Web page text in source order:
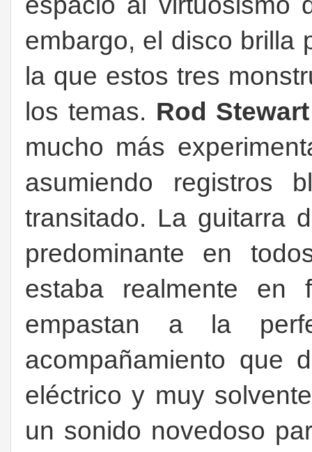
embargo, el disco brilla
la que estos tres
los temas. Rod
mucho más
asumiendo registros
transitado. La guitarra
predominante en
estaba realmente
empastan a la
acompañamiento que
eléctrico y muy
un sonido novedoso